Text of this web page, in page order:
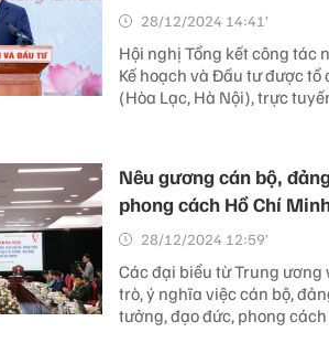
28/12/2024 14:41’
Hội nghị Tổng kết công tác
Kế hoạch và Đầu tư được
(Hòa Lạc, Hà Nội), trực
Nêu gương cán bộ,
phong cách Hồ Chí
28/12/2024 12:59’
Các đại biểu từ Trung
trò, ý nghĩa việc cán bộ,
tưởng, đạo đức, phong